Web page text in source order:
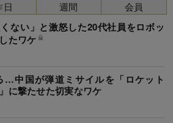
ない」と激怒した20代社員をロボッ
たワケ
…中国が弾道ミサイルを「ロケット
に撃たせた切実なワケ
日 週間 会員